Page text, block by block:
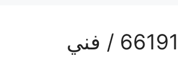
رقم كهربائي مبارك الكبير / 66191325‬ / فني